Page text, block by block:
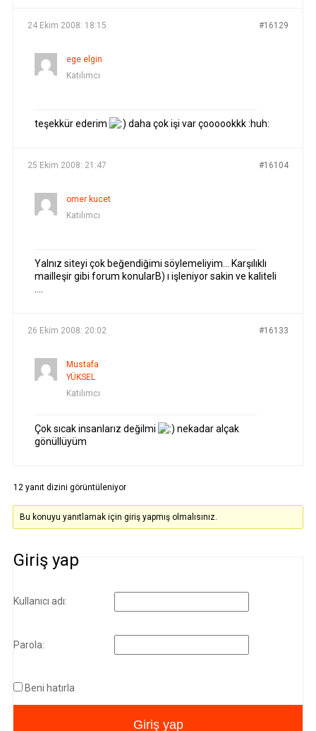
24 Ekim 2008: 18:15 #16129
ege elgin
Katılımcı
teşekkür ederim daha çok işi var çoooookkk :huh:
25 Ekim 2008: 21:47 #16104
omer kucet
Katılımcı
Yalnız siteyi çok beğendiğimi söylemeliyim… Karşılıklı
mailleşir gibi forum konularB) ı işleniyor sakin ve kaliteli
26 Ekim 2008: 20:02 #16133
Mustafa
YÜKSEL
Katılımcı
Çok sıcak insanlarız değilmi
nekadar alçak
gönüllüyüm
12 yanıt dizini görüntüleniyor
Bu konuyu yanıtlamak için giriş yapmış olmalısınız.
Giriş yap
Kullanıcı adı:
Parola:
Beni hatırla
Giriş yap